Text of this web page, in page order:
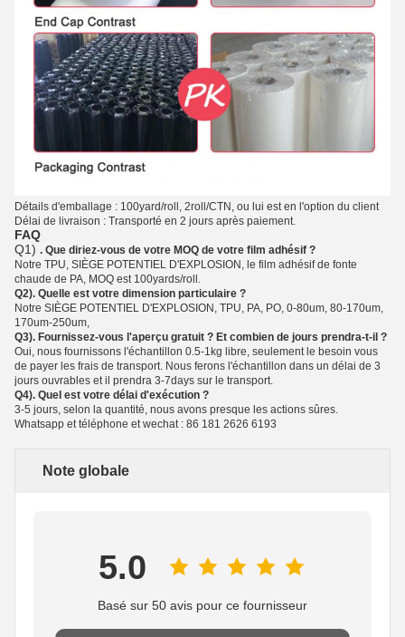
Détails d'emballage : 100yard/roll, 2roll/CTN, ou lui est en l'option du client
Délai de livraison : Transporté en 2 jours après paiement.
FAQ
Q1) . Que diriez-vous de votre MOQ de votre film adhésif ?
Notre TPU, SIÈGE POTENTIEL D'EXPLOSION, le film adhésif de fonte
chaude de PA, MOQ est 100yards/roll.
Q2). Quelle est votre dimension particulaire ?
Notre SIÈGE POTENTIEL D'EXPLOSION, TPU, PA, PO, 0-80um, 80-170um,
170um-250um,
Q3). Fournissez-vous l'aperçu gratuit ? Et combien de jours prendra-t-il ?
Oui, nous fournissons l'échantillon 0.5-1kg libre, seulement le besoin vous
de payer les frais de transport. Nous ferons l'échantillon dans un délai de 3
jours ouvrables et il prendra 3-7days sur le transport.
Q4). Quel est votre délai d'exécution ?
3-5 jours, selon la quantité, nous avons presque les actions sûres.
Whatsapp et téléphone et wechat : 86 181 2626 6193
Note globale
5.0
Basé sur 50 avis pour ce fournisseur